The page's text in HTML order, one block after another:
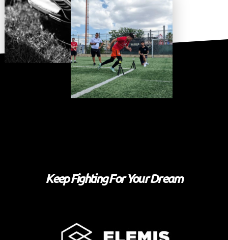
Keep Fighting For Your Dream